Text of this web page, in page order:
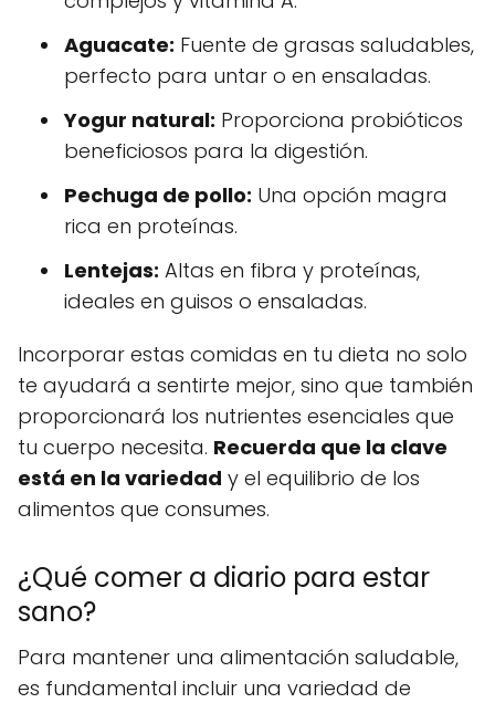
Aguacate: Fuente de grasas saludables,
perfecto para untar o en ensaladas.
Yogur natural: Proporciona probióticos
beneficiosos para la digestión.
Pechuga de pollo: Una opción magra
rica en proteínas.
Lentejas: Altas en fibra y proteínas,
ideales en guisos o ensaladas.
Incorporar estas comidas en tu dieta no solo
te ayudará a sentirte mejor, sino que también
proporcionará los nutrientes esenciales que
tu cuerpo necesita. Recuerda que la clave
está en la variedad y el equilibrio de los
alimentos que consumes.
¿Qué comer a diario para estar
sano?
Para mantener una alimentación saludable,
es fundamental incluir una variedad de